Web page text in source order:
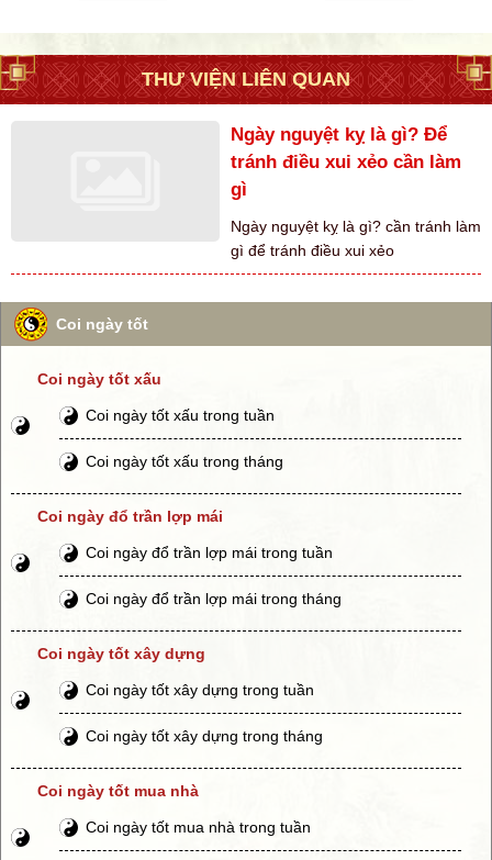
THƯ VIỆN LIÊN QUAN
Ngày nguyệt kỵ là gì? Để
tránh điều xui xẻo cần làm
gì
Ngày nguyệt kỵ là gì? cần tránh làm
gì để tránh điều xui xẻo
Coi ngày tốt
Coi ngày tốt xấu
Coi ngày tốt xấu trong tuần
Coi ngày tốt xấu trong tháng
Coi ngày đổ trần lợp mái
Coi ngày đổ trần lợp mái trong tuần
Coi ngày đổ trần lợp mái trong tháng
Coi ngày tốt xây dựng
Coi ngày tốt xây dựng trong tuần
Coi ngày tốt xây dựng trong tháng
Coi ngày tốt mua nhà
Coi ngày tốt mua nhà trong tuần